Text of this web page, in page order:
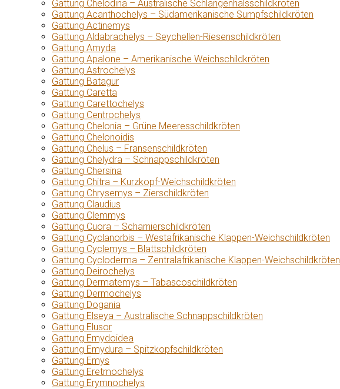
Gattung Chelodina – Australische Schlangenhalsschildkröten
Gattung Acanthochelys – Südamerikanische Sumpfschildkröten
Gattung Actinemys
Gattung Aldabrachelys – Seychellen-Riesenschildkröten
Gattung Amyda
Gattung Apalone – Amerikanische Weichschildkröten
Gattung Astrochelys
Gattung Batagur
Gattung Caretta
Gattung Carettochelys
Gattung Centrochelys
Gattung Chelonia – Grüne Meeresschildkröten
Gattung Chelonoidis
Gattung Chelus – Fransenschildkröten
Gattung Chelydra – Schnappschildkröten
Gattung Chersina
Gattung Chitra – Kurzkopf-Weichschildkröten
Gattung Chrysemys – Zierschildkröten
Gattung Claudius
Gattung Clemmys
Gattung Cuora – Scharnierschildkröten
Gattung Cyclanorbis – Westafrikanische Klappen-Weichschildkröten
Gattung Cyclemys – Blattschildkröten
Gattung Cycloderma – Zentralafrikanische Klappen-Weichschildkröten
Gattung Deirochelys
Gattung Dermatemys – Tabascoschildkröten
Gattung Dermochelys
Gattung Dogania
Gattung Elseya – Australische Schnappschildkröten
Gattung Elusor
Gattung Emydoidea
Gattung Emydura – Spitzkopfschildkröten
Gattung Emys
Gattung Eretmochelys
Gattung Erymnochelys